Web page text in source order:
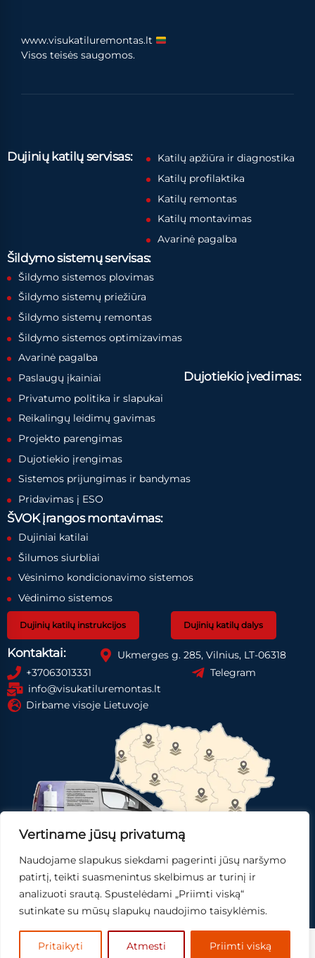
Vertiname jūsų privatumą
Naudojame slapukus siekdami pagerinti jūsų naršymo
patirtį, teikti suasmenintus skelbimus ar turinį ir
analizuoti srautą. Spustelėdami „Priimti viską“
sutinkate su mūsų slapukų naudojimo taisyklėmis.
Pritaikyti Atmesti Priimti viską
www.visukatiluremontas.lt
Visos teisės saugomos.
Dujinių katilų servisas:
Katilų apžiūra ir diagnostika
Katilų profilaktika
Katilų remontas
Katilų montavimas
Avarinė pagalba
Šildymo sistemų servisas:
Šildymo sistemos plovimas
Šildymo sistemų priežiūra
Šildymo sistemų remontas
Šildymo sistemos optimizavimas
Avarinė pagalba
Paslaugų įkainiai
Privatumo politika ir slapukai
Dujotiekio įvedimas:
Reikalingų leidimų gavimas
Projekto parengimas
Dujotiekio įrengimas
Sistemos prijungimas ir bandymas
Pridavimas į ESO
ŠVOK įrangos montavimas:
Dujiniai katilai
Šilumos siurbliai
Vėsinimo kondicionavimo sistemos
Vėdinimo sistemos
Dujinių katilų instrukcijos Dujinių katilų dalys
Kontaktai:
Ukmerges g. 285, Vilnius, LT-06318
+37063013331
Telegram
info@visukatiluremontas.lt
Dirbame visoje Lietuvoje
Registruotis paslaugai Gauti pasiūlymą
© 2025 Mingo IT, sprendimai.